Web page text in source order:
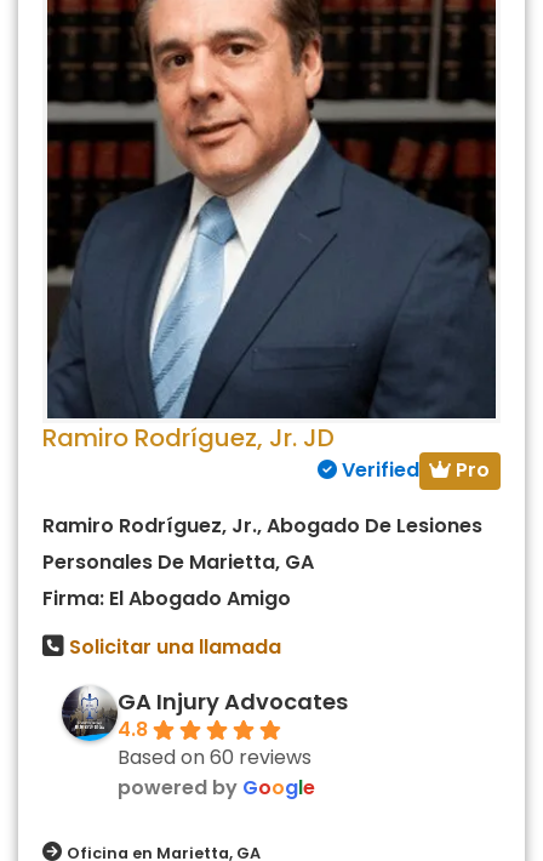
Ramiro Rodríguez, Jr. JD
Verified
Pro
Ramiro Rodríguez, Jr., Abogado De Lesiones
Personales De Marietta, GA
Firma: El Abogado Amigo
Solicitar una llamada
GA Injury Advocates
4.8
Based on 60 reviews
powered by Google
Oficina en Marietta, GA